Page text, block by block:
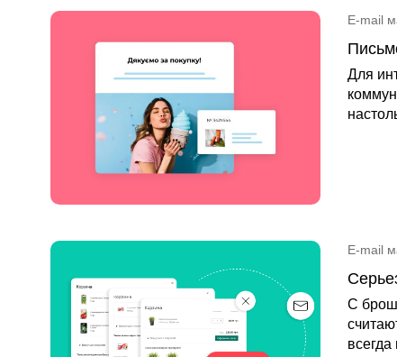
E-mail
Для
E-mail
С